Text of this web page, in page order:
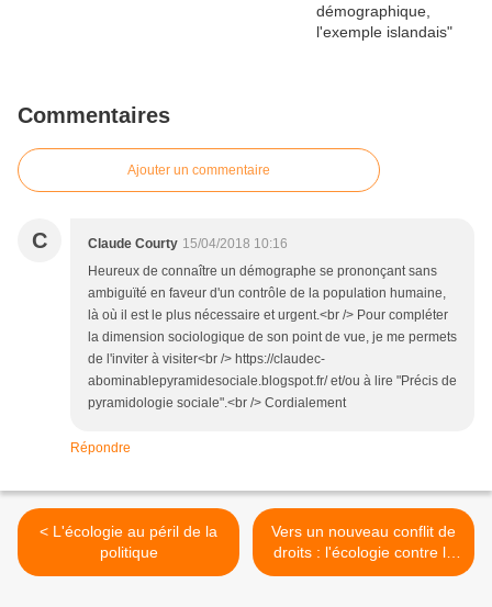
Commentaires
Ajouter un commentaire
C Claude Courty 15/04/2018 10:16
Heureux de connaître un démographe se prononçant sans
ambiguïté en faveur d'un contrôle de la population humaine,
là où il est le plus nécessaire et urgent.<br /> Pour compléter
la dimension sociologique de son point de vue, je me permets
de l'inviter à visiter<br /> https://claudec-
abominablepyramidesociale.blogspot.fr/ et/ou à lire "Précis de
pyramidologie sociale".<br /> Cordialement
Répondre
< L'écologie au péril de la
politique
Vers un nouveau conflit de
droits : l'écologie contre le
droit de grève >